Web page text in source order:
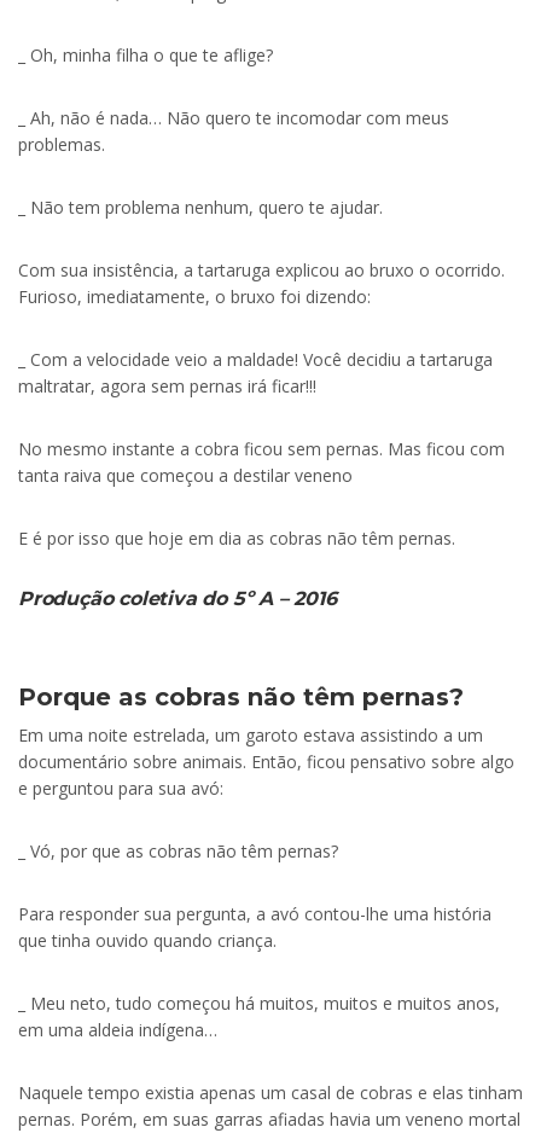
_ Oh, minha filha o que te aflige?
_ Ah, não é nada… Não quero te incomodar com meus
problemas.
_ Não tem problema nenhum, quero te ajudar.
Com sua insistência, a tartaruga explicou ao bruxo o ocorrido.
Furioso, imediatamente, o bruxo foi dizendo:
_ Com a velocidade veio a maldade! Você decidiu a tartaruga
maltratar, agora sem pernas irá ficar!!!
No mesmo instante a cobra ficou sem pernas. Mas ficou com
tanta raiva que começou a destilar veneno
E é por isso que hoje em dia as cobras não têm pernas.
Produção coletiva do 5º A – 2016
Porque as cobras não têm pernas?
Em uma noite estrelada, um garoto estava assistindo a um
documentário sobre animais. Então, ficou pensativo sobre algo
e perguntou para sua avó:
_ Vó, por que as cobras não têm pernas?
Para responder sua pergunta, a avó contou-lhe uma história
que tinha ouvido quando criança.
_ Meu neto, tudo começou há muitos, muitos e muitos anos,
em uma aldeia indígena…
Naquele tempo existia apenas um casal de cobras e elas tinham
pernas. Porém, em suas garras afiadas havia um veneno mortal